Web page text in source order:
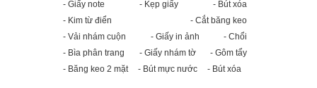
- Giấy note
- Kẹp giấy
- Bút xóa
- Kim từ điển
- Cắt băng keo
- Vải nhám cuộn
- Giấy in ảnh
- Chổi
- Bìa phân trang
- Giấy nhám tờ
- Gôm tẩy
- Băng keo 2 mặt
- Bút mực nước - Bút xóa